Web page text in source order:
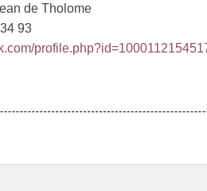
de Tholome
93